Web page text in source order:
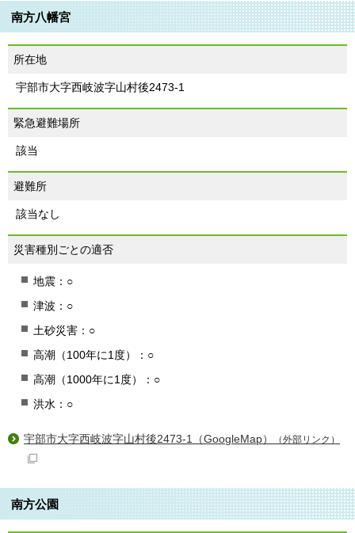
南方八幡宮
所在地
宇部市大字西岐波字山村後2473-1
緊急避難場所
該当
避難所
該当なし
災害種別ごとの適否
地震：○
津波：○
土砂災害：○
高潮（100年に1度）：○
高潮（1000年に1度）：○
洪水：○
宇部市大字西岐波字山村後2473-1（GoogleMap） （外部リンク）
南方公園